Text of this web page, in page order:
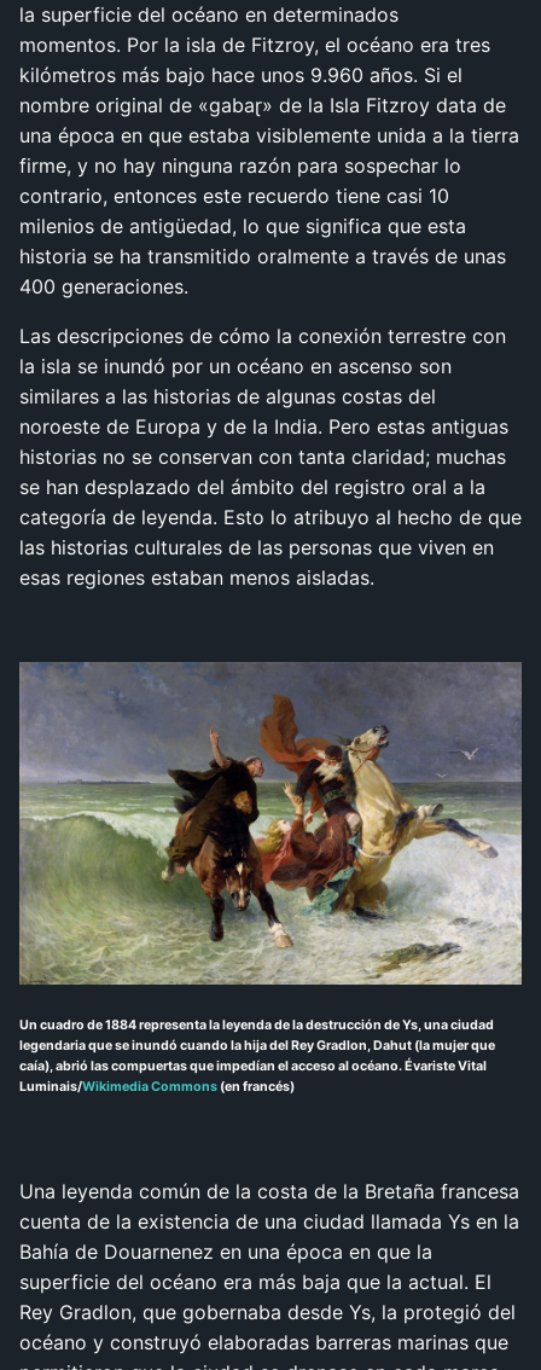
la superficie del océano en determinados
momentos. Por la isla de Fitzroy, el océano era tres
kilómetros más bajo hace unos 9.960 años. Si el
nombre original de «gabaɽ» de la Isla Fitzroy data de
una época en que estaba visiblemente unida a la tierra
firme, y no hay ninguna razón para sospechar lo
contrario, entonces este recuerdo tiene casi 10
milenios de antigüedad, lo que significa que esta
historia se ha transmitido oralmente a través de unas
400 generaciones.
Las descripciones de cómo la conexión terrestre con
la isla se inundó por un océano en ascenso son
similares a las historias de algunas costas del
noroeste de Europa y de la India. Pero estas antiguas
historias no se conservan con tanta claridad; muchas
se han desplazado del ámbito del registro oral a la
categoría de leyenda. Esto lo atribuyo al hecho de que
las historias culturales de las personas que viven en
esas regiones estaban menos aisladas.
Un cuadro de 1884 representa la leyenda de la destrucción de Ys, una ciudad
legendaria que se inundó cuando la hija del Rey Gradlon, Dahut (la mujer que
caía), abrió las compuertas que impedían el acceso al océano.Évariste Vital
Luminais/Wikimedia Commons (en francés)
Una leyenda común de la costa de la Bretaña francesa
cuenta de la existencia de una ciudad llamada Ys en la
Bahía de Douarnenez en una época en que la
superficie del océano era más baja que la actual. El
Rey Gradlon, que gobernaba desde Ys, la protegió del
océano y construyó elaboradas barreras marinas que